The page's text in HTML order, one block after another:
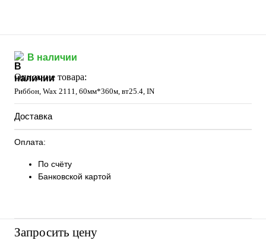
В наличии
Описание товара:
Риббон, Wax 2111, 60мм*360м, вт25.4, IN
Доставка
Оплата:
По счёту
Банковской картой
Запросить цену